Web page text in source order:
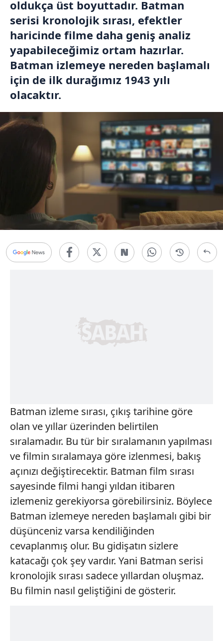
oldukça üst boyuttadır. Batman
serisi kronolojik sırası, efektler
haricinde filme daha geniş analiz
yapabileceğimiz ortam hazırlar.
Batman izlemeye nereden başlamalı
için de ilk durağımız 1943 yılı
olacaktır.
Batman izleme sırası, çıkış tarihine göre
olan ve yıllar üzerinden belirtilen
sıralamadır. Bu tür bir sıralamanın yapılması
ve filmin sıralamaya göre izlenmesi, bakış
açınızı değiştirecektir. Batman film sırası
sayesinde filmi hangi yıldan itibaren
izlemeniz gerekiyorsa görebilirsiniz. Böylece
Batman izlemeye nereden başlamalı gibi bir
düşünceniz varsa kendiliğinden
cevaplanmış olur. Bu gidişatın sizlere
katacağı çok şey vardır. Yani Batman serisi
kronolojik sırası sadece yıllardan oluşmaz.
Bu filmin nasıl geliştiğini de gösterir.